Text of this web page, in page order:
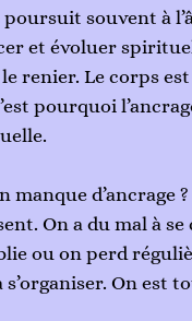
souvent à
et évoluer
renier. Le corps
pourquoi
d’ancrage
On a du mal à
ou on perd
On est